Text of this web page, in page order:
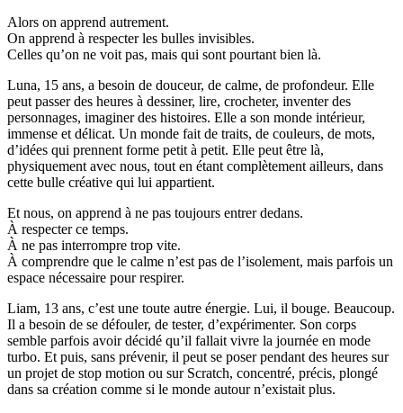
Alors on apprend autrement.
On apprend à respecter les bulles invisibles.
Celles qu’on ne voit pas, mais qui sont pourtant bien là.
Luna, 15 ans, a besoin de douceur, de calme, de profondeur. Elle
peut passer des heures à dessiner, lire, crocheter, inventer des
personnages, imaginer des histoires. Elle a son monde intérieur,
immense et délicat. Un monde fait de traits, de couleurs, de mots,
d’idées qui prennent forme petit à petit. Elle peut être là,
physiquement avec nous, tout en étant complètement ailleurs, dans
cette bulle créative qui lui appartient.
Et nous, on apprend à ne pas toujours entrer dedans.
À respecter ce temps.
À ne pas interrompre trop vite.
À comprendre que le calme n’est pas de l’isolement, mais parfois un
espace nécessaire pour respirer.
Liam, 13 ans, c’est une toute autre énergie. Lui, il bouge. Beaucoup.
Il a besoin de se défouler, de tester, d’expérimenter. Son corps
semble parfois avoir décidé qu’il fallait vivre la journée en mode
turbo. Et puis, sans prévenir, il peut se poser pendant des heures sur
un projet de stop motion ou sur Scratch, concentré, précis, plongé
dans sa création comme si le monde autour n’existait plus.